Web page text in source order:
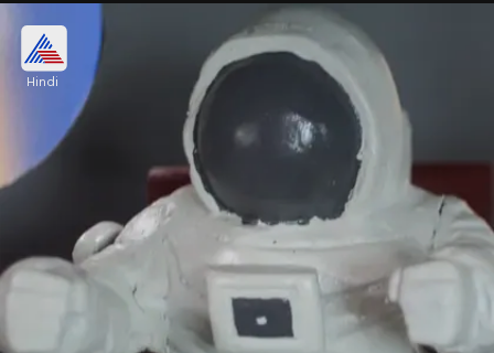
2024 में भेजा जाएगा गगनयान का पहला अनमैन्ड
इस टेस्ट फ्लाइट के बाद 2024 की शुरुआत में ISRO गगनयान
मिशन का पहला अनमैन्ड मिशन प्लान किया है। इसमें इंसानों की
तरह रोबोट या व्योम मित्र अंतरिक्ष में भेजे जाएंगे।
Image credits: Getty
Hindi